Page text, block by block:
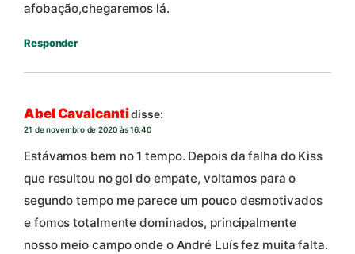
afobação,chegaremos lá.
Responder
Abel Cavalcantidisse:
21 de novembro de 2020 às 16:40
Estávamos bem no 1 tempo. Depois da falha do Kiss
que resultou no gol do empate, voltamos para o
segundo tempo me parece um pouco desmotivados
e fomos totalmente dominados, principalmente
nosso meio campo onde o André Luís fez muita falta.